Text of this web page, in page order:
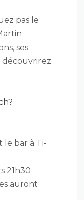
pas le
ses
découvrirez
le bar à Ti-
21h30
auront